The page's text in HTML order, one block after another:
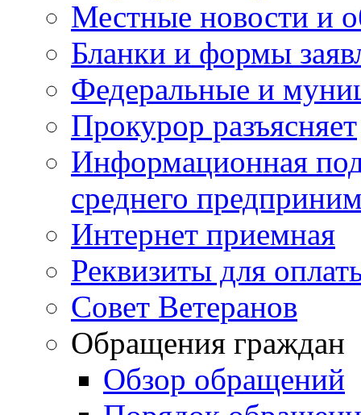
Местные новости и
Бланки и формы
Федеральные и
Прокурор разъясняет
Информационная
среднего
Интернет приемная
Реквизиты для
Совет Ветеранов
Обращения граждан
Обзор обращений